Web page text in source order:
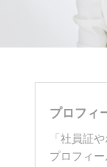
プロフィ
「社員証
プロフィー